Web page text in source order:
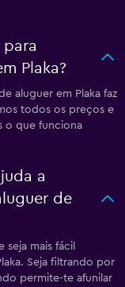
Plaka?
aluguer em Plaka faz
todos os preços e
o que funciona
a
de
mais fácil
Seja filtrando por
permite-te afunilar